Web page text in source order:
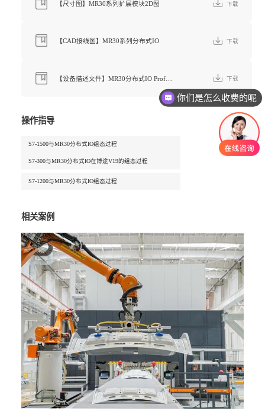
【尺寸图】MR30系列扩展模块2D图 下载
【CAD接线图】MR30系列分布式IO 下载
【设备描述文件】MR30分布式IO ProfiNet协议（GSDML文件） 下载
操作指导
S7-1500与MR30分布式IO组态过程
S7-300与MR30分布式IO在博途V19的组态过程
S7-1200与MR30分布式IO组态过程
相关案例
你们是怎么收费的呢